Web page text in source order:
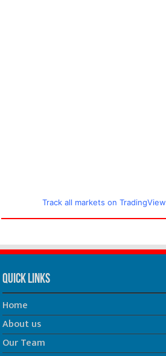
Track all markets on TradingView
Quick Links
Home
About us
Our Team